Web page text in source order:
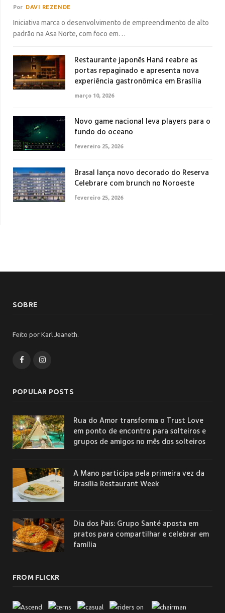
Por DAVI REZENDE
Iniciativa marca o desenvolvimento de empreendimento de alto
padrão na Asa Norte, com foco em…
Restaurante japonês Haná reabre as
portas repaginado e apresenta nova
experiência gastronômica em Brasília
março 10, 2026
Novo game nacional leva players para o
fundo do oceano
fevereiro 25, 2026
Brasal lança novo decorado do Reserva
Celebrare com brunch no Noroeste
fevereiro 25, 2026
SOBRE
Feito por Karl Jeaneth.
FacebookInstagram
POPULAR POSTS
Rua do Amor transforma o Trust Love
em ponto de encontro para solteiros e
grupos de amigos no mês dos solteiros
A Mano participa pela primeira vez da
Brasília Restaurant Week
Dia dos Pais: Grupo Santé aposta em
pratos para compartilhar e celebrar em
família
FROM FLICKR